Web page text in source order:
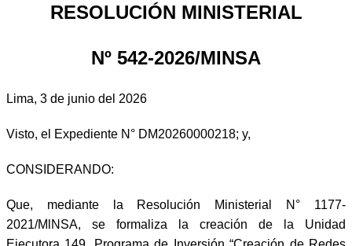
RESOLUCIÓN MINISTERIAL
Nº 542-2026/MINSA
Lima, 3 de junio del 2026
Visto, el Expediente N° DM20260000218; y,
CONSIDERANDO:
Que, mediante la Resolución Ministerial N° 1177-
2021/MlNSA, se formaliza la creación de la Unidad